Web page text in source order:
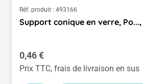
Réf. produit : 493166
Support conique en verre,
Prix régulier :
0,46 €
Prix TTC, frais de livraison en sus